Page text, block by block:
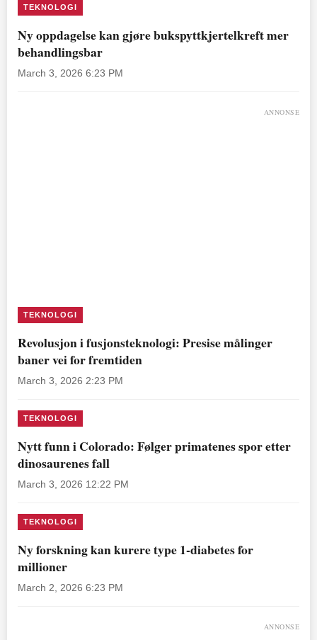
TEKNOLOGI
Ny oppdagelse kan gjøre bukspyttkjertelkreft mer
behandlingsbar
March 3, 2026 6:23 PM
ANNONSE
TEKNOLOGI
Revolusjon i fusjonsteknologi: Presise målinger
baner vei for fremtiden
March 3, 2026 2:23 PM
TEKNOLOGI
Nytt funn i Colorado: Følger primatenes spor etter
dinosaurenes fall
March 3, 2026 12:22 PM
TEKNOLOGI
Ny forskning kan kurere type 1-diabetes for
millioner
March 2, 2026 6:23 PM
ANNONSE